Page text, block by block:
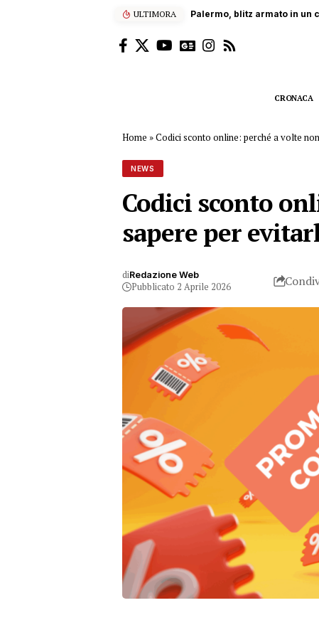
ULTIMORA Dramma sul lavoro a
CRONACA
Home »Codici sconto online: perché a volte
NEWS
Codici sconto
sapere per
diRedazione Web
Pubblicato 2 Aprile 2026